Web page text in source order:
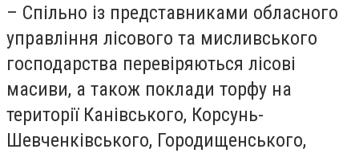
– Спільно із представниками обласного
управління лісового та мисливського
господарства перевіряються лісові
масиви, а також поклади торфу на
території Канівського, Корсунь-
Шевченківського, Городищенського,